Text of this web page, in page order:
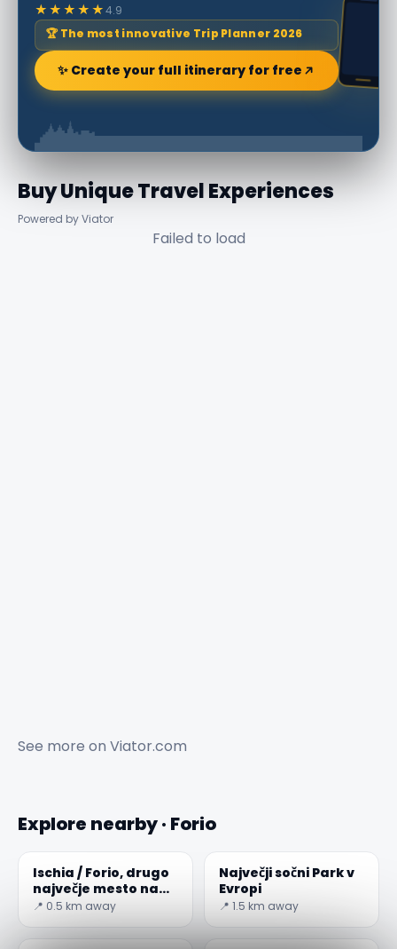
★★★★★4.9
🏆 The most innovative Trip Planner 2026
✨ Create your full itinerary for free
Buy Unique Travel Experiences
Powered by Viator
Failed to load
See more on Viator.com
Explore nearby · Forio
Ischia / Forio, drugo
največje mesto na
otoku
📍 0.5 km away
Največji sočni Park v
Evropi
📍 1.5 km away